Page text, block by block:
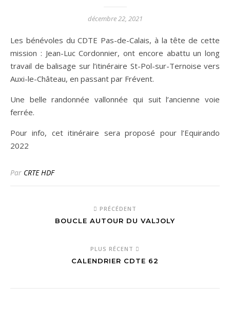
décembre 22, 2021
Les bénévoles du CDTE Pas-de-Calais, à la tête de cette
mission : Jean-Luc Cordonnier, ont encore abattu un long
travail de balisage sur l’itinéraire St-Pol-sur-Ternoise vers
Auxi-le-Château, en passant par Frévent.
Une belle randonnée vallonnée qui suit l’ancienne voie
ferrée.
Pour info, cet itinéraire sera proposé pour l’Equirando
2022
Par CRTE HDF
PRÉCÉDENT
BOUCLE AUTOUR DU VALJOLY
PLUS RÉCENT
CALENDRIER CDTE 62